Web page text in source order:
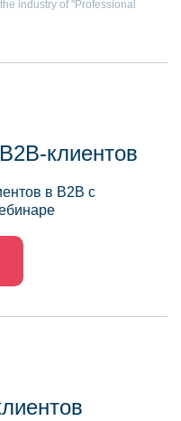
industry of "Professional
клиентов
в B2B с